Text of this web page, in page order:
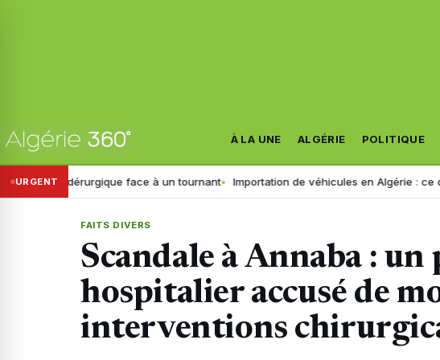
À LA UNE ALGÉRIE POLITIQUE
URGENT face à un tournant Importation de véhicules en Algérie : ce qui
FAITS DIVERS
Scandale à Annaba : un
hospitalier accusé de
interventions